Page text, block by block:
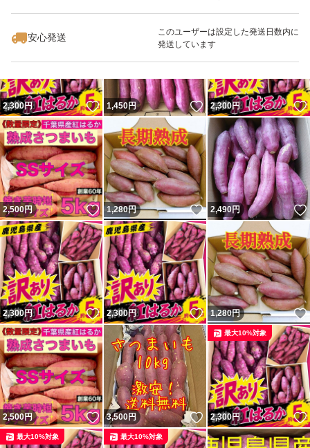
安心発送
このユーザーは設定した発送日数内に
発送しています
2,300円 いいね！
1,450円 いいね！
2,300円
2,500円 いいね！
1,280円 いいね！
2,490円
2,300円 いいね！
2,300円 いいね！
1,280円
2,500円 いいね！
3,500円 いいね！
2,300円
最大10%対象
最大10%対象 最大10%対象